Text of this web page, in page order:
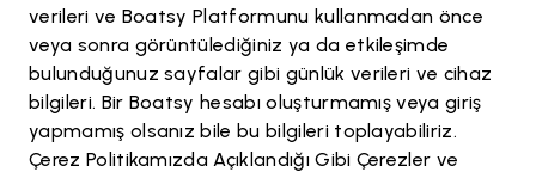
verileri ve Boatsy Platformunu kullanmadan önce
veya sonra görüntülediğiniz ya da etkileşimde
bulunduğunuz sayfalar gibi günlük verileri ve cihaz
bilgileri. Bir Boatsy hesabı oluşturmamış veya giriş
yapmamış olsanız bile bu bilgileri toplayabiliriz.
Çerez Politikamızda Açıklandığı Gibi Çerezler ve